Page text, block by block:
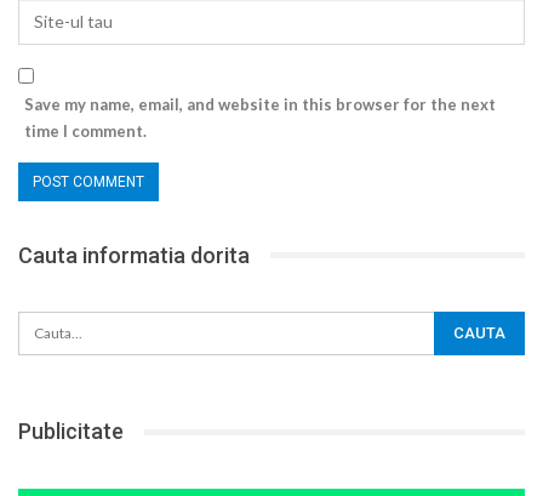
Save my name, email, and website in this browser for the next
time I comment.
Cauta informatia dorita
Publicitate